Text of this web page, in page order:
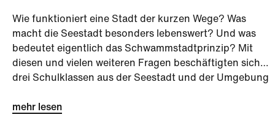
Wie funktioniert eine Stadt der kurzen Wege? Was
macht die Seestadt besonders lebenswert? Und was
bedeutet eigentlich das Schwammstadtprinzip? Mit
diesen und vielen weiteren Fragen beschäftigten sich
drei Schulklassen aus der Seestadt und der Umgebung
mehr lesen